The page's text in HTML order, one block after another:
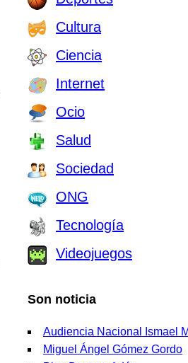
Cultura
Ciencia
Internet
Ocio
Salud
Sociedad
ONG
Tecnología
Videojuegos
Son noticia
Audiencia Nacional Ismael
Miguel Ángel Gómez Gordo